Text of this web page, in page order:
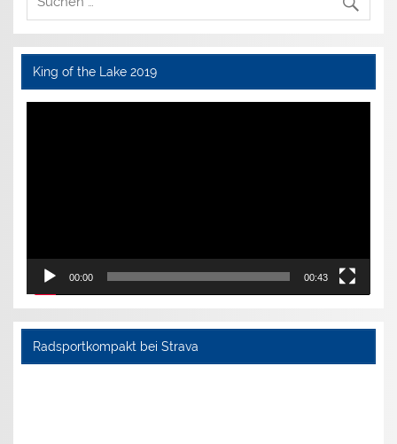
King of the Lake 2019
Video-
00:00 00:43
Radsportkompakt bei Strava